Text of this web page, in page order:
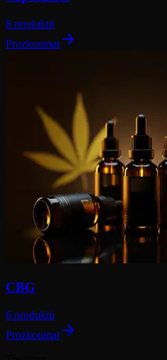
8 produktů
Prozkoumat
CBG
6 produktů
Prozkoumat